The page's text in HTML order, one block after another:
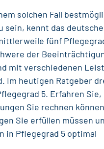
solchen Fall
sein, kennt das deutsche
fünf
der
mit verschiedenen
Im heutigen Ratgeber
5. Erfahren
Sie rechnen
Sie erfüllen müssen
in Pflegegrad 5 optimal